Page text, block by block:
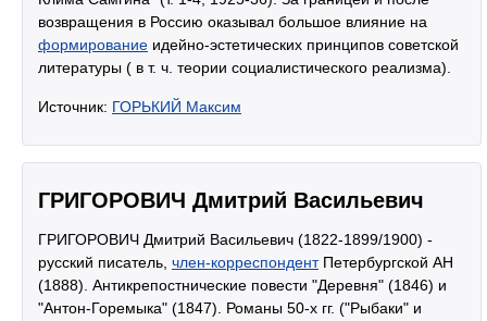
возвращения в Россию оказывал большое влияние на
формирование идейно-эстетических принципов советской
литературы ( в т. ч. теории социалистического реализма).
Источник: ГОРЬКИЙ Максим
ГРИГОРОВИЧ Дмитрий Васильевич
ГРИГОРОВИЧ Дмитрий Васильевич (1822-1899/1900) -
русский писатель, член-корреспондентПетербургской АН
(1888). Антикрепостнические повести "Деревня" (1846) и
"Антон-Горемыка" (1847). Романы 50-х гг. ("Рыбаки" и